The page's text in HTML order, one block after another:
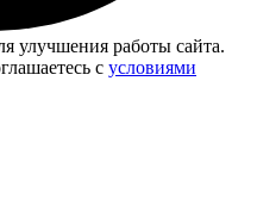
улучшения работы сайта.
с условиями